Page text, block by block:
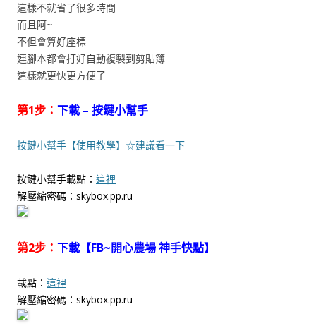
這樣不就省了很多時間
而且阿~
不但會算好座標
連腳本都會打好自動複製到剪貼簿
這樣就更快更方便了
第1步： 下載 – 按鍵小幫手
按鍵小幫手【使用教學】☆建議看一下
按鍵小幫手載點： 這裡
解壓縮密碼：skybox.pp.ru
第2步： 下載【FB~開心農場 神手快點】
載點： 這裡
解壓縮密碼：skybox.pp.ru